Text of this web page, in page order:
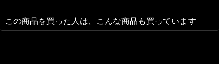
この商品を買った人は、こんな商品も買っています